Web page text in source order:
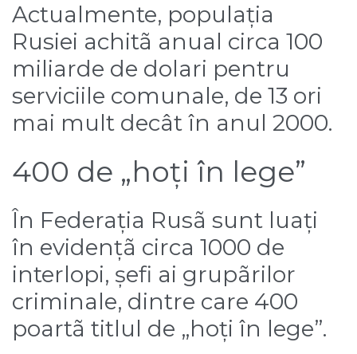
Actualmente, populația
Rusiei achitã anual circa 100
miliarde de dolari pentru
serviciile comunale, de 13 ori
mai mult decât în anul 2000.
400 de „hoți în lege”
În Federația Rusã sunt luați
în evidențã circa 1000 de
interlopi, șefi ai grupãrilor
criminale, dintre care 400
poartã titlul de „hoți în lege”.